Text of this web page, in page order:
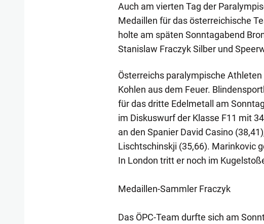
Auch am vierten Tag der
Medaillen für das österreichische
holte am späten Sonntagabend
Stanislaw Fraczyk Silber und
Österreichs paralympische
Kohlen aus dem Feuer.
für das dritte Edelmetall am
im Diskuswurf der Klasse F11 mit
an den Spanier David Casino
Lischtschinskji (35,66). Marinkovic
In London tritt er noch im
Medaillen-Sammler Fraczyk
Das ÖPC-Team durfte sich am